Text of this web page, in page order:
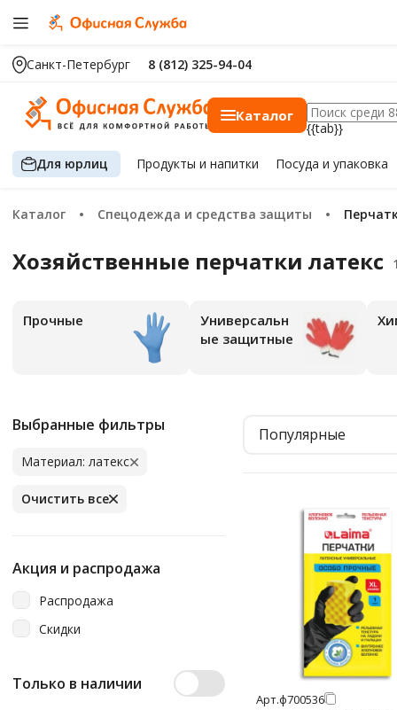
Санкт-Петербург 8 (812) 325-94-04
Каталог
{{tab}}
Для юрлиц Продуктыи напитки Посуда и упаковка
Каталог Спецодежда и средства защиты
Хозяйственные перчатки латекс
Прочные
Универсальн
ые защитные
Выбранные фильтры
Материал: латекс
Очистить все
Акция и распродажа
Распродажа
Скидки
Только в наличии
Популярные
Арт.ф700536